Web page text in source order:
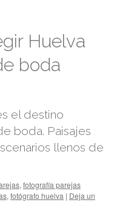
Huelva
boda
el destino
boda. Paisajes
llenos de
, fotografía parejas
, fotógrafo huelva | Deja un